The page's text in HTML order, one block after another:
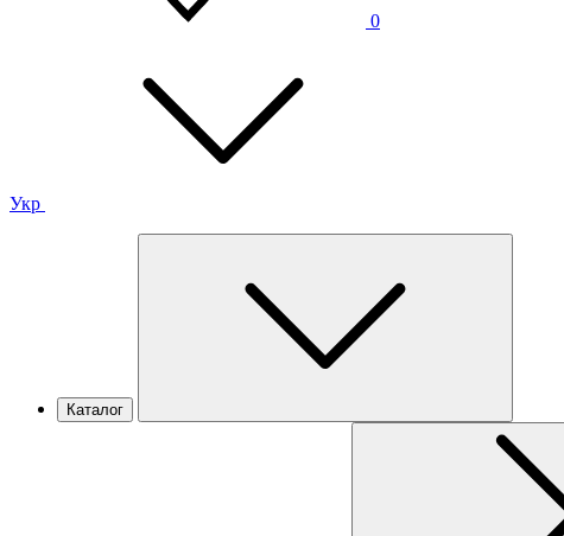
0
Укр
Каталог